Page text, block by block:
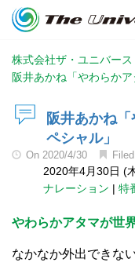
株式会社ザ・ユニバー
阪井あかね「やわらか
阪井あかね
ペシャル」
On 2020/4/30
2020年4月30日 (
ナレーション | 特
やわらかアタマが世
なかなか外出できな